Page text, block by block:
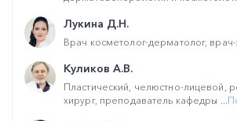
Лукина Д.Н.
Врач косметолог-дерматолог, врач-
Куликов А.В.
Пластический, челюстно-лицевой,
хирург, преподаватель кафедры ...